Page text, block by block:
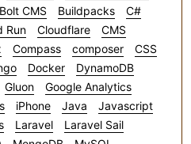
Bolt CMS Buildpacks
C#
Run Cloudflare
CMS
Compass composer
CSS
Docker
DynamoDB
Gluon
Google Analytics
iPhone Java
Javascript
Laravel
Laravel Sail